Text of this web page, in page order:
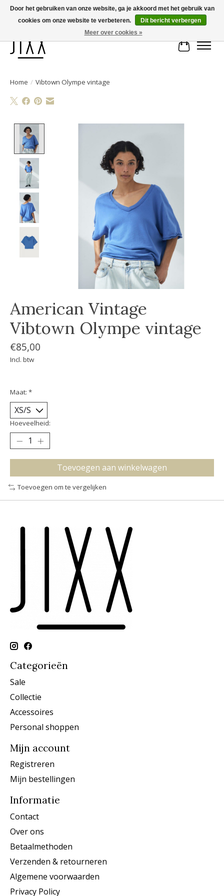
Voor 14.00 uur besteld, vandaag verstuurd | Gratis verzending vanaf € 75
Home / Vibtown Olympe vintage
American Vintage
Vibtown Olympe vintage
€85,00
Incl. btw
Maat: *
Hoeveelheid:
Toevoegen aan winkelwagen
Toevoegen om te vergelijken
Categorieën
Sale
Collectie
Accessoires
Personal shoppen
Mijn account
Registreren
Mijn bestellingen
Informatie
Contact
Over ons
Betaalmethoden
Verzenden & retourneren
Algemene voorwaarden
Privacy Policy
Door het gebruiken van onze website, ga je akkoord met het gebruik van
cookies om onze website te verbeteren.
Dit bericht verbergen
Meer over cookies »